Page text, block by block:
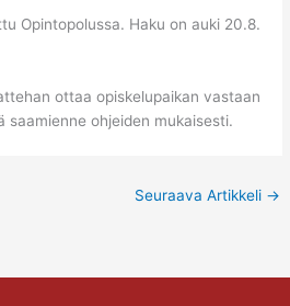
Opintopolussa. Haku on auki 20.8.
ottaa opiskelupaikan vastaan
saamienne ohjeiden mukaisesti.
Seuraava Artikkeli →